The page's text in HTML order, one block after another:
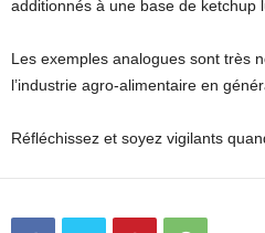
additionnés à une base de ketchup
Les exemples analogues sont très
l’industrie agro-alimentaire en
Réfléchissez et soyez vigilants